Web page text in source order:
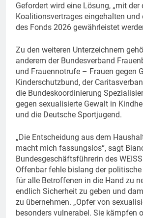
Gefordert wird eine Lösung, „mit der
Koalitionsvertrages eingehalten und
des Fonds 2026 gewährleistet
Zu den weiteren Unterzeichnern
anderem der Bundesverband
und Frauennotrufe – Frauen gegen
Kinderschutzbund, der
die Bundeskoordinierung
gegen sexualisierte Gewalt in
und die Deutsche Sportjugend.
„Die Entscheidung aus dem
macht mich fassungslos“, sagt
Bundesgeschäftsführerin des
Offenbar fehle bislang der politische
für alle Betroffenen in die Hand zu
endlich Sicherheit zu geben und
zu übernehmen. „Opfer von
besonders vulnerabel. Sie kämpfen